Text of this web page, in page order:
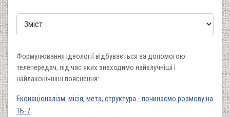
Формулювання ідеології відбувається за допомогою
телепередач, під час яких знаходимо найвлучніші і
найлаконічніші пояснення:
Еконаціоналізм: місія, мета, структура - починаємо розмову на
ТБ-7